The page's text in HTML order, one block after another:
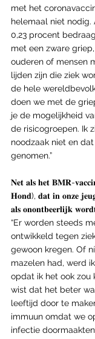
met het
helemaal niet nodig.
0,23 procent
met een zware
ouderen of mensen
lijden zijn die ziek
de hele
doen we met de
je de mogelijkheid
de risicogroepen. Ik
noodzaak niet en
genomen.”
𝐍𝐞𝐭 𝐚𝐥𝐬 𝐡𝐞𝐭 𝐁𝐌𝐑-
𝐇𝐨𝐧𝐝), 𝐝𝐚𝐭 𝐢𝐧 𝐨𝐧𝐳𝐞
𝐚𝐥𝐬 𝐨𝐧𝐨𝐧𝐭𝐛𝐞𝐞𝐫𝐥𝐢𝐣𝐤
“Er worden steeds
ontwikkeld tegen
gewoon kregen. Of
mazelen had, werd
opdat ik het ook zou
wist dat het beter
leeftijd door te
immuun omdat we
infectie